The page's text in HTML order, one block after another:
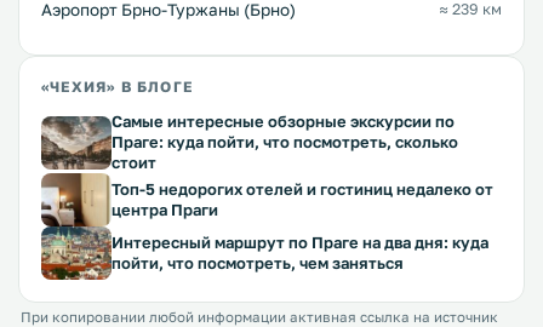
Аэропорт Брно-Туржаны (Брно) ≈ 239 км
«ЧЕХИЯ» В БЛОГЕ
Самые интересные обзорные экскурсии по
Праге: куда пойти, что посмотреть, сколько
стоит
Топ-5 недорогих отелей и гостиниц недалеко от
центра Праги
Интересный маршрут по Праге на два дня: куда
пойти, что посмотреть, чем заняться
При копировании любой информации активная ссылка на источник